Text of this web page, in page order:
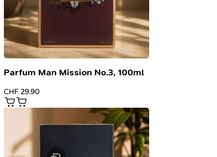
Parfum Man Mission No.3, 100ml
CHF 29.90